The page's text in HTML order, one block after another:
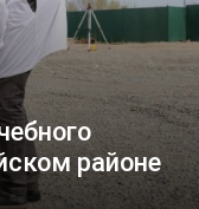
районе